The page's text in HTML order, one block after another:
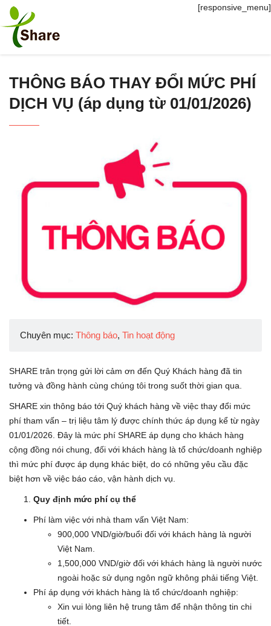
[responsive_menu]
THÔNG BÁO THAY ĐỔI MỨC PHÍ
DỊCH VỤ (áp dụng từ 01/01/2026)
Chuyên mục: Thông báo, Tin hoạt động
SHARE trân trọng gửi lời cảm ơn đến Quý Khách hàng đã tin
tưởng và đồng hành cùng chúng tôi trong suốt thời gian qua.
SHARE xin thông báo tới Quý khách hàng về việc thay đổi mức
phí tham vấn – trị liệu tâm lý được chính thức áp dụng kể từ ngày
01/01/2026. Đây là mức phí SHARE áp dụng cho khách hàng
cộng đồng nói chung, đối với khách hàng là tổ chức/doanh nghiệp
thì mức phí được áp dụng khác biệt, do có những yêu cầu đặc
biệt hơn về việc báo cáo, vận hành dịch vụ.
Quy định mức phí cụ thể
Phí làm việc với nhà tham vấn Việt Nam:
900,000 VND/giờ/buổi đối với khách hàng là người
Việt Nam.
1,500,000 VND/giờ đối với khách hàng là người nước
ngoài hoặc sử dụng ngôn ngữ không phải tiếng Việt.
Phí áp dụng với khách hàng là tổ chức/doanh nghiệp:
Xin vui lòng liên hệ trung tâm để nhận thông tin chi
tiết.